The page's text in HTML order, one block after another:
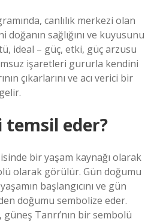
canlılık merkezi olan
doğanın sağlığını ve kuyusunu
ideal – güç, etki, güç arzusu
işaretleri gururla kendini
çıkarlarını ve acı verici bir
temsil eder?
bir yaşam kaynağı olarak
olarak görülür. Gün doğumu
başlangıcını ve gün
doğumu sembolize eder.
Tanrı’nın bir sembolü